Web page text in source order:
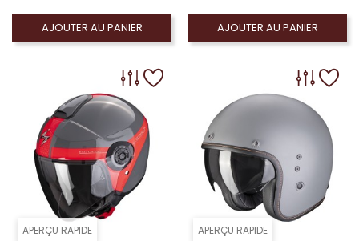
AJOUTER AU PANIER AJOUTER AU PANIER
APERÇU RAPIDE APERÇU RAPIDE